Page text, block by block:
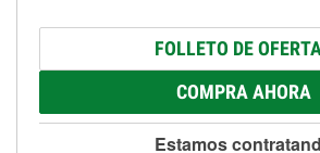
FOLLETO DE
COMPRA AHORA
Estamos